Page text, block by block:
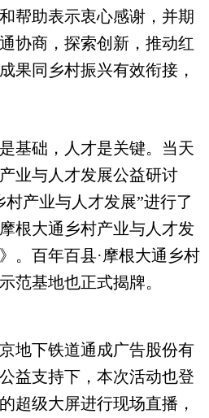
帮助表示衷心感谢，并期
协商，探索创新，推动红
果同乡村振兴有效衔接，
础，人才是关键。当天
业与人才发展公益研讨
产业与人才发展”进行了
根大通乡村产业与人才发
。百年百县·摩根大通乡村
范基地也正式揭牌。
下铁道通成广告股份有
益支持下，本次活动也登
超级大屏进行现场直播，